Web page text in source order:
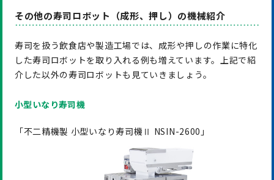
その他の寿司ロボット（成形、押し）の機械紹介
寿司を扱う飲食店や製造工場では、成形や押しの作業に特化
した寿司ロボットを取り入れる例も増えています。上記で紹
介した以外の寿司ロボットも見ていきましょう。
小型いなり寿司機
「不二精機製 小型いなり寿司機Ⅱ NSIN-2600」